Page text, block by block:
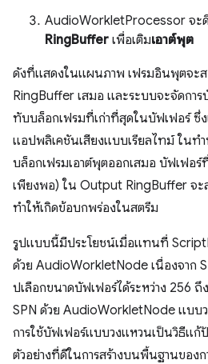
AudioWorkletProcessor จะดึ
RingBuffer เพื่อเติมเอาต์พุต
ดังที่แสดงในแผนภาพ เฟรมอินพุตจะ
RingBuffer เสมอ และระบบจะจัดกา
ทับบล็อกเฟรมที่เก่าที่สุดในบัฟเฟอร์ ซึ่
แอปพลิเคชันเสียงแบบเรียลไทม์ ในท
บล็อกเฟรมเอาต์พุตออกเสมอ บัฟเฟอ
เพียงพอ) ใน Output RingBuffer จะ
ทำให้เกิดข้อบกพร่องในสตรีม
รูปแบบนี้มีประโยชน์เมื่อแทนที่
ด้วย AudioWorkletNode เนื่องจาก
ปเลือกขนาดบัฟเฟอร์ได้ระหว่าง 256
SPN ด้วย AudioWorkletNode แบบ
การใช้บัฟเฟอร์แบบวงแหวนเป็นวิธีแก้
ตัวอย่างที่ดีในการสร้างบนพื้นฐานของ